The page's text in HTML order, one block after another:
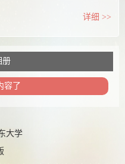
详细 >>
册
容了
大学